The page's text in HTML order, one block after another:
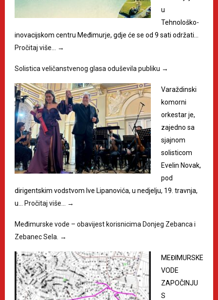
u
Tehnološko-
inovacijskom centru Međimurje, gdje će se od 9 sati održati…
Pročitaj više…
→
Solistica veličanstvenog glasa oduševila publiku →
Varaždinski
komorni
orkestar je,
zajedno sa
sjajnom
solisticom
Evelin Novak,
pod
dirigentskim vodstvom Ive Lipanovića, u nedjelju, 19. travnja,
u… Pročitaj više… →
Međimurske vode – obavijest korisnicima Donjeg Zebanca i
Zebanec Sela. →
MEĐIMURSKE
VODE
ZAPOČINJU
S